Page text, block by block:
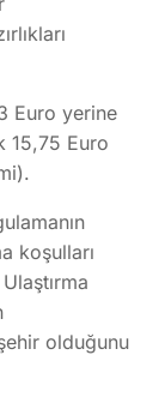
Euro yerine
15,75 Euro
koşulları
olduğunu